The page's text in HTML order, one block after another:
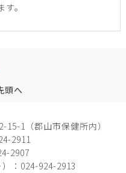
。
頭へ
15-1（郡山市保健所内）
2911
2907
：024-924-2913